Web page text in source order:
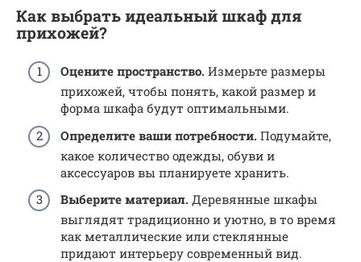
Как выбрать идеальный шкаф для
прихожей?
Оцените пространство. Измерьте размеры
прихожей, чтобы понять, какой размер и
форма шкафа будут оптимальными.
Определите ваши потребности. Подумайте,
какое количество одежды, обуви и
аксессуаров вы планируете хранить.
Выберите материал. Деревянные шкафы
выглядят традиционно и уютно, в то время
как металлические или стеклянные
придают интерьеру современный вид.